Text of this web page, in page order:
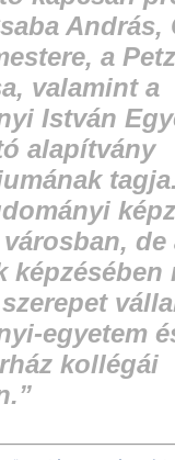
András,
a
valamint a
István
alapítvány
de
képzésében
egyetem
kollégái